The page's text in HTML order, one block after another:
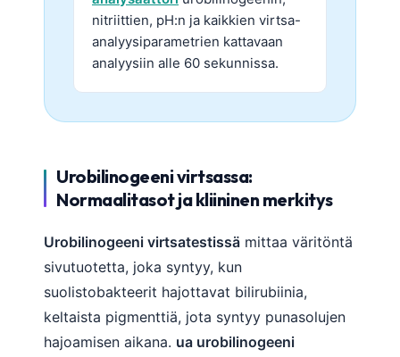
nitriittien, pH:n ja kaikkien virtsa-
analyysiparametrien kattavaan
analyysiin alle 60 sekunnissa.
Urobilinogeeni virtsassa:
Normaalitasot ja kliininen merkitys
Urobilinogeeni virtsatestissä mittaa väritöntä
sivutuotetta, joka syntyy, kun
suolistobakteerit hajottavat bilirubiinia,
keltaista pigmenttiä, jota syntyy punasolujen
hajoamisen aikana. ua urobilinogeeni